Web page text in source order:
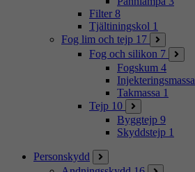
Filter 8
Tjältiningskol 1
Fog lim och tejp 17
Fog och silikon 7
Fogskum 4
Injekteringsmassa
Takmassa 1
Tejp 10
Byggtejp 9
Skyddstejp 1
Personskydd